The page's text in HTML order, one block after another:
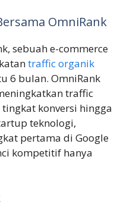
OmniRank
sebuah e-commerce
traffic organik
6 bulan. OmniRank
traffic
konversi hingga
teknologi,
pertama di Google
kompetitif hanya